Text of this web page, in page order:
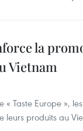
la
Vietnam
Taste Europe »,
leurs produits au